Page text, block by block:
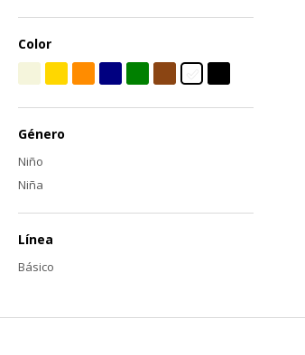
Color
Género
Niño
Niña
Línea
Básico